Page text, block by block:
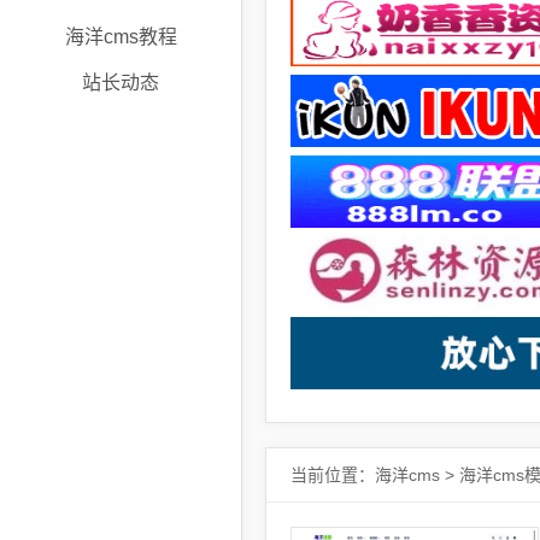
海洋cms教程
站长动态
当前位置： 海洋cms > 海洋cms